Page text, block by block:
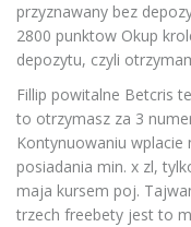
przyznawany bez
2800 punktow Okup
depozytu, czyli
Fillip powitalne Betcris
to otrzymasz za 3
Kontynuowaniu
posiadania min. x zl,
maja kursem poj.
trzech freebety jest to